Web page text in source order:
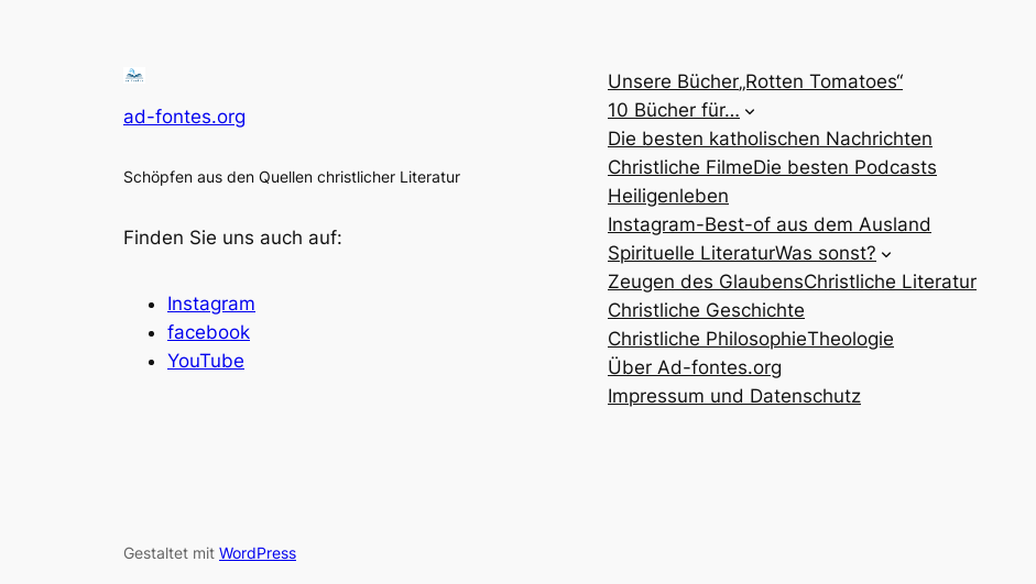
ad-fontes.org
Schöpfen aus den Quellen christlicher Literatur
Finden Sie uns auch auf:
Instagram
facebook
YouTube
Unsere Bücher„Rotten Tomatoes“
10 Bücher für…
Die besten katholischen Nachrichten
Christliche FilmeDie besten Podcasts
Heiligenleben
Instagram-Best-of aus dem Ausland
Spirituelle LiteraturWas sonst?
Zeugen des GlaubensChristliche Literatur
Christliche Geschichte
Christliche PhilosophieTheologie
Über Ad-fontes.org
Impressum und Datenschutz
Gestaltet mit WordPress